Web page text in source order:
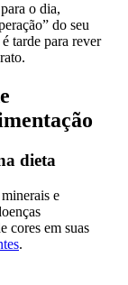
o dia,
do seu
tarde para rever
dieta
e
cores em suas
.